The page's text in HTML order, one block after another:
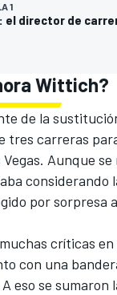
1
el director de
Wittich?
de la
tres carreras
Vegas. Aunque
considerando
por sorpresa
críticas en
con una
A eso se sumaron